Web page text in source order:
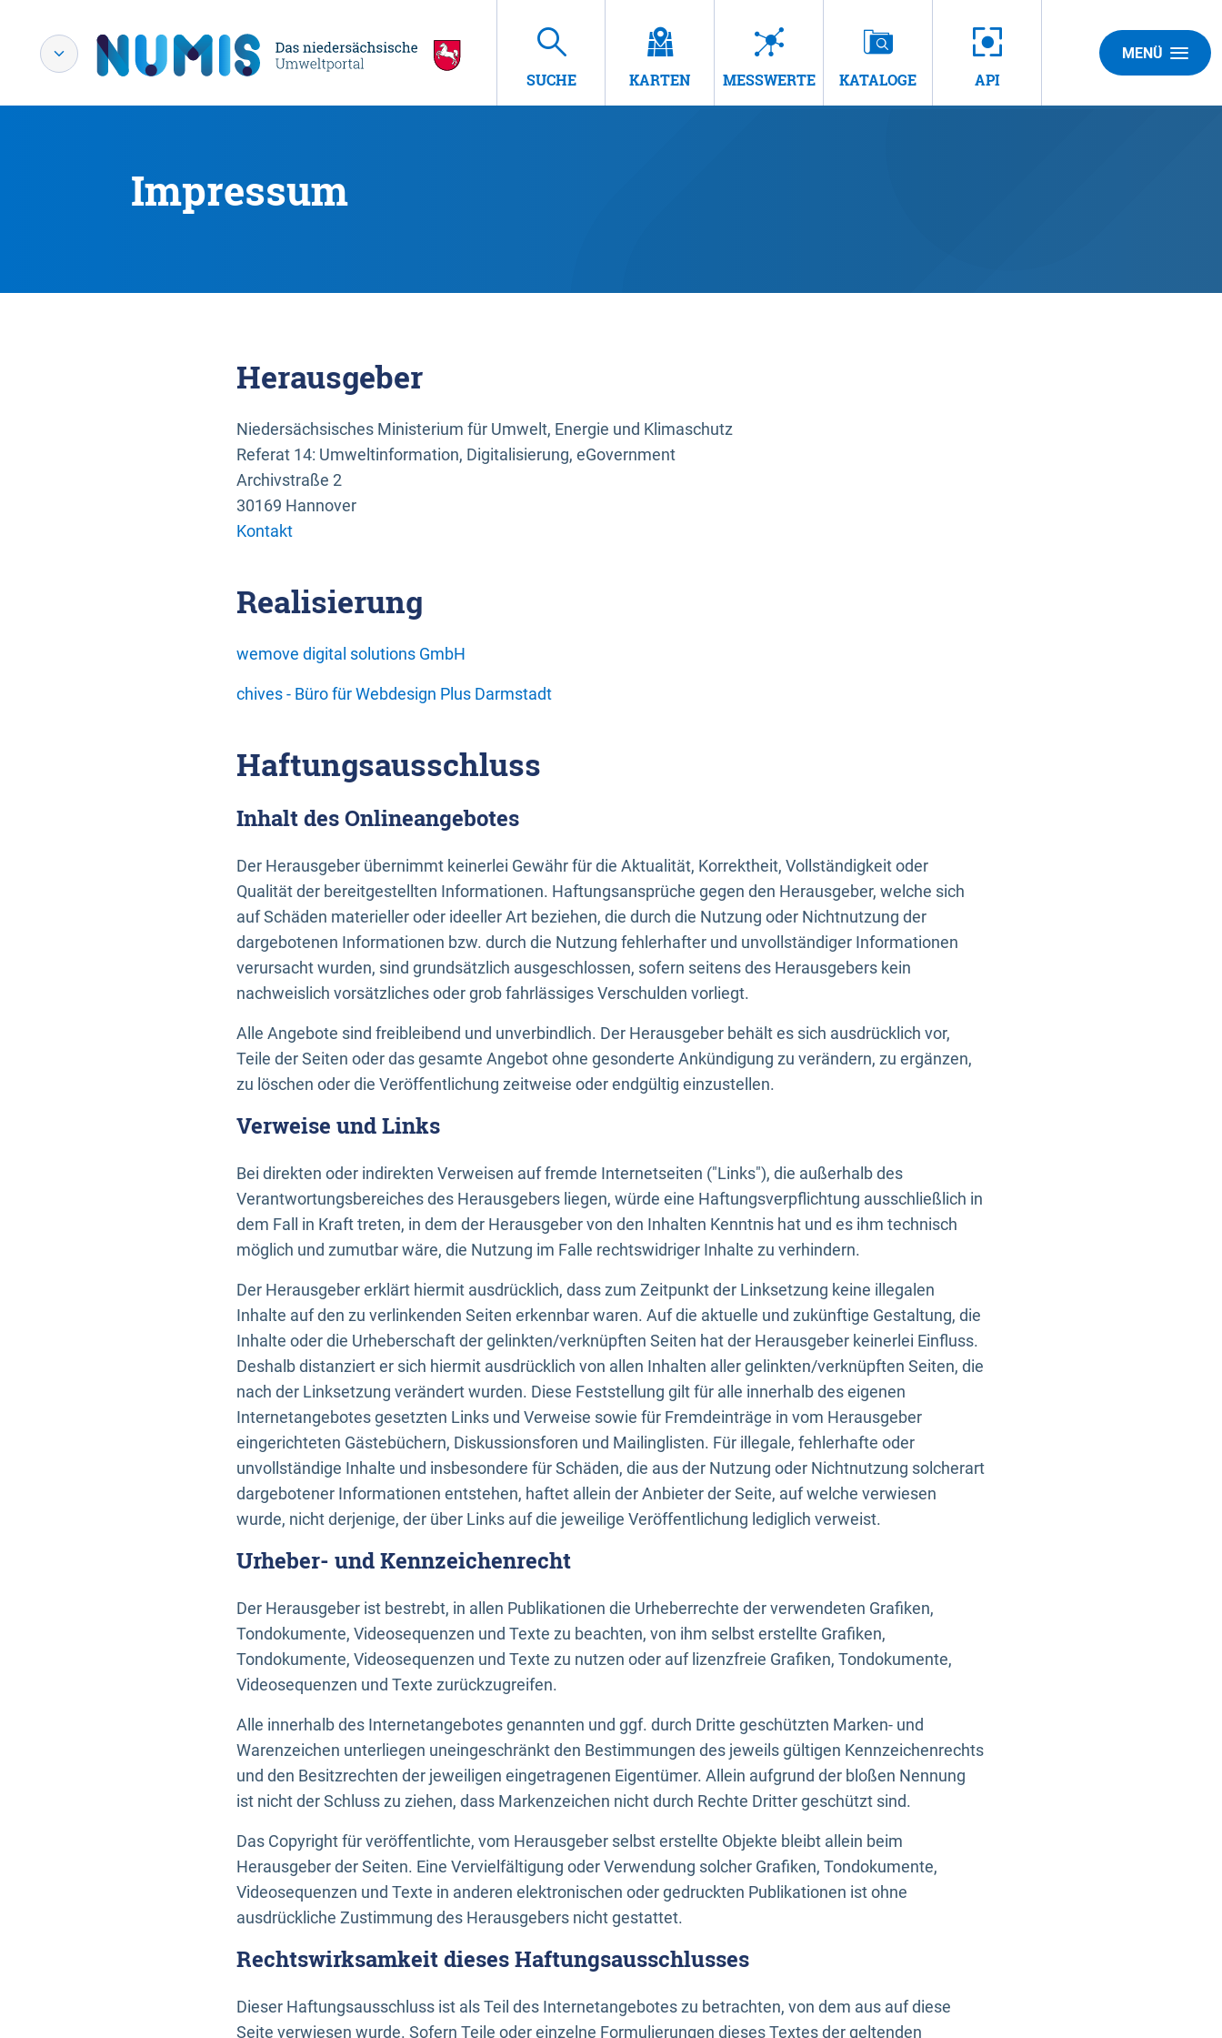
SUCHE KARTEN MESSWERTE KATALOGE API
MENÜ
Impressum
Herausgeber
Niedersächsisches Ministerium für Umwelt, Energie und Klimaschutz
Referat 14: Umweltinformation, Digitalisierung, eGovernment
Archivstraße 2
30169 Hannover
Kontakt
Realisierung
wemove digital solutions GmbH
chives - Büro für Webdesign Plus Darmstadt
Haftungsausschluss
Inhalt des Onlineangebotes
Der Herausgeber übernimmt keinerlei Gewähr für die Aktualität, Korrektheit, Vollständigkeit oder
Qualität der bereitgestellten Informationen. Haftungsansprüche gegen den Herausgeber, welche sich
auf Schäden materieller oder ideeller Art beziehen, die durch die Nutzung oder Nichtnutzung der
dargebotenen Informationen bzw. durch die Nutzung fehlerhafter und unvollständiger Informationen
verursacht wurden, sind grundsätzlich ausgeschlossen, sofern seitens des Herausgebers kein
nachweislich vorsätzliches oder grob fahrlässiges Verschulden vorliegt.
Alle Angebote sind freibleibend und unverbindlich. Der Herausgeber behält es sich ausdrücklich vor,
Teile der Seiten oder das gesamte Angebot ohne gesonderte Ankündigung zu verändern, zu ergänzen,
zu löschen oder die Veröffentlichung zeitweise oder endgültig einzustellen.
Verweise und Links
Bei direkten oder indirekten Verweisen auf fremde Internetseiten ("Links"), die außerhalb des
Verantwortungsbereiches des Herausgebers liegen, würde eine Haftungsverpflichtung ausschließlich in
dem Fall in Kraft treten, in dem der Herausgeber von den Inhalten Kenntnis hat und es ihm technisch
möglich und zumutbar wäre, die Nutzung im Falle rechtswidriger Inhalte zu verhindern.
Der Herausgeber erklärt hiermit ausdrücklich, dass zum Zeitpunkt der Linksetzung keine illegalen
Inhalte auf den zu verlinkenden Seiten erkennbar waren. Auf die aktuelle und zukünftige Gestaltung, die
Inhalte oder die Urheberschaft der gelinkten/verknüpften Seiten hat der Herausgeber keinerlei Einfluss.
Deshalb distanziert er sich hiermit ausdrücklich von allen Inhalten aller gelinkten/verknüpften Seiten, die
nach der Linksetzung verändert wurden. Diese Feststellung gilt für alle innerhalb des eigenen
Internetangebotes gesetzten Links und Verweise sowie für Fremdeinträge in vom Herausgeber
eingerichteten Gästebüchern, Diskussionsforen und Mailinglisten. Für illegale, fehlerhafte oder
unvollständige Inhalte und insbesondere für Schäden, die aus der Nutzung oder Nichtnutzung solcherart
dargebotener Informationen entstehen, haftet allein der Anbieter der Seite, auf welche verwiesen
wurde, nicht derjenige, der über Links auf die jeweilige Veröffentlichung lediglich verweist.
Urheber- und Kennzeichenrecht
Der Herausgeber ist bestrebt, in allen Publikationen die Urheberrechte der verwendeten Grafiken,
Tondokumente, Videosequenzen und Texte zu beachten, von ihm selbst erstellte Grafiken,
Tondokumente, Videosequenzen und Texte zu nutzen oder auf lizenzfreie Grafiken, Tondokumente,
Videosequenzen und Texte zurückzugreifen.
Alle innerhalb des Internetangebotes genannten und ggf. durch Dritte geschützten Marken- und
Warenzeichen unterliegen uneingeschränkt den Bestimmungen des jeweils gültigen Kennzeichenrechts
und den Besitzrechten der jeweiligen eingetragenen Eigentümer. Allein aufgrund der bloßen Nennung
ist nicht der Schluss zu ziehen, dass Markenzeichen nicht durch Rechte Dritter geschützt sind.
Das Copyright für veröffentlichte, vom Herausgeber selbst erstellte Objekte bleibt allein beim
Herausgeber der Seiten. Eine Vervielfältigung oder Verwendung solcher Grafiken, Tondokumente,
Videosequenzen und Texte in anderen elektronischen oder gedruckten Publikationen ist ohne
ausdrückliche Zustimmung des Herausgebers nicht gestattet.
Rechtswirksamkeit dieses Haftungsausschlusses
Dieser Haftungsausschluss ist als Teil des Internetangebotes zu betrachten, von dem aus auf diese
Seite verwiesen wurde. Sofern Teile oder einzelne Formulierungen dieses Textes der geltenden